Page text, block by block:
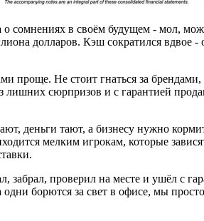
сомнениях в своём будущем - мол,
долларов. Кэш сократился вдвое -
проще. Не стоит гнаться за
сюрпризов и с гарантией
деньги тают, а бизнесу нужно
мелким игрокам, которые
забрал, проверил на месте и ушёл с
борются за свет в офисе, мы